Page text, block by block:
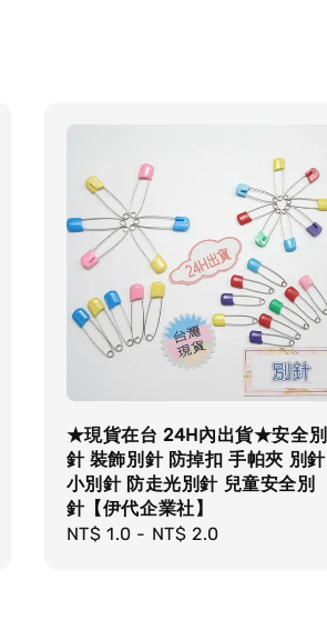
★現貨在台 24H內出貨★安全別
針 裝飾別針 防掉扣 手帕夾 別針
小別針 防走光別針 兒童安全別
針【伊代企業社】
Regular
NT$ 1.0 - NT$ 2.0